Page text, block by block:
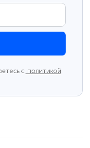
с политикой